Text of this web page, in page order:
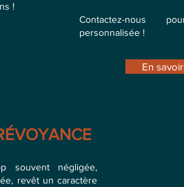
!
Contactez-nous
personnalisée !
En
souvent négligée,
revêt un caractère